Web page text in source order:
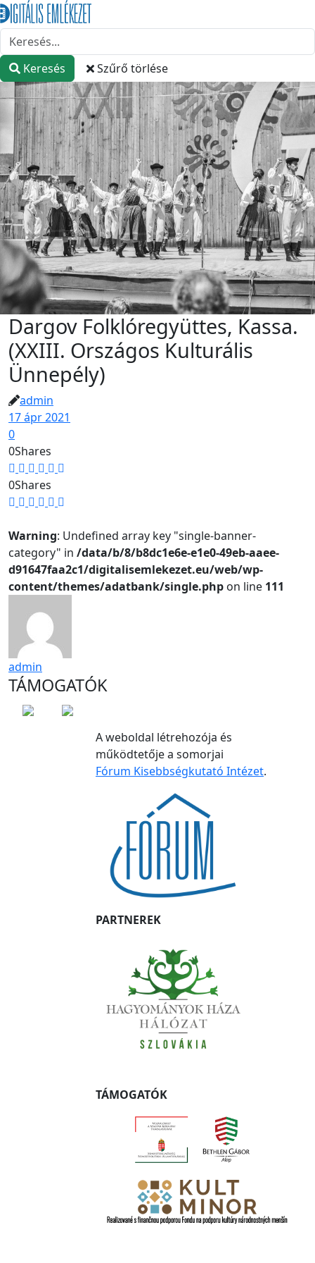
Keresés Szűrő törlése
Dargov Folklóregyüttes, Kassa.
(XXIII. Országos Kulturális
Ünnepély)
admin
17 ápr 2021
0
0Shares
0Shares
Warning: Undefined array key "single-banner-
category" in /data/b/8/b8dc1e6e-e1e0-49eb-aaee-
d91647faa2c1/digitalisemlekezet.eu/web/wp-
content/themes/adatbank/single.php on line 111
admin
TÁMOGATÓK
A weboldal létrehozója és
működtetője a somorjai
Fórum Kisebbségkutató Intézet.
PARTNEREK
TÁMOGATÓK